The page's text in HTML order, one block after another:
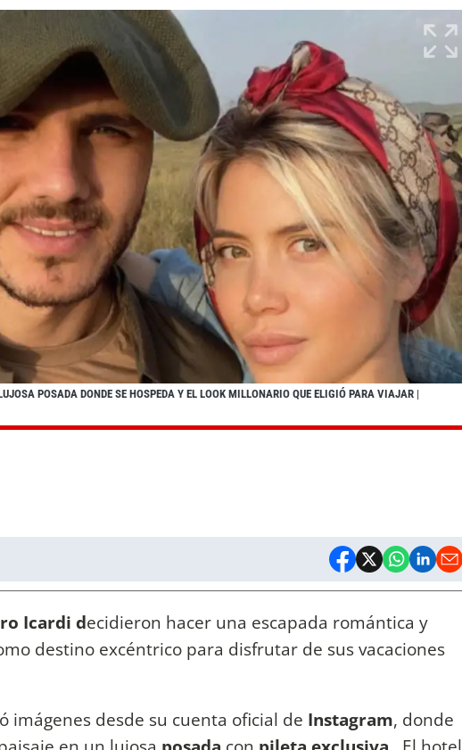
POSADA DONDE SE HOSPEDA Y EL LOOK MILLONARIO QUE ELIGIÓ PARA VIAJAR |
Icardi decidieron hacer una escapada romántica y
destino excéntrico para disfrutar de sus vacaciones
imágenes desde su cuenta oficial de Instagram, donde